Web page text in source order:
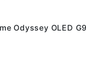
Odyssey OLED